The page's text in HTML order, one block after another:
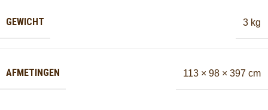
GEWICHT 3 kg
AFMETINGEN 113 × 98 × 397 cm